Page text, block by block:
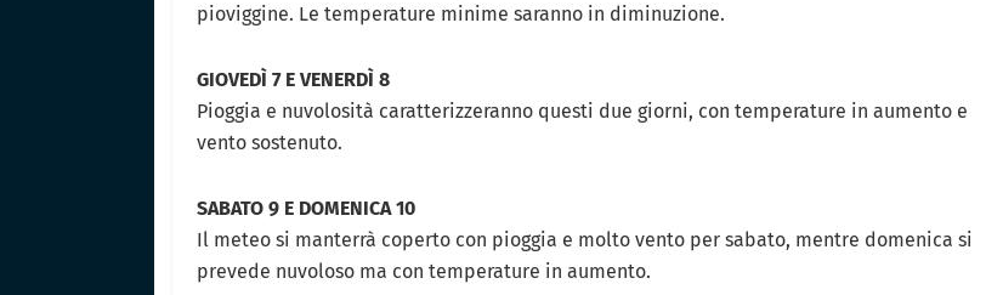
pioviggine. Le temperature minime saranno in diminuzione.
GIOVEDÌ 7 E VENERDÌ 8
Pioggia e nuvolosità caratterizzeranno questi due giorni, con temperature in aumento e
vento sostenuto.
SABATO 9 E DOMENICA 10
Il meteo si manterrà coperto con pioggia e molto vento per sabato, mentre domenica si
prevede nuvoloso ma con temperature in aumento.